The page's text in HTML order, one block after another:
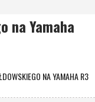
na Yamaha
NA YAMAHA R3